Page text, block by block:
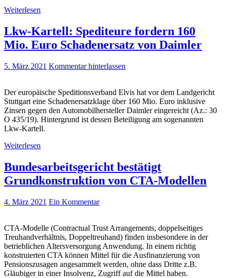
Weiterlesen
Lkw-Kartell: Spediteure fordern 160
Mio. Euro Schadenersatz von Daimler
5. März 2021 Kommentar hinterlassen
Der europäische Speditionsverband Elvis hat vor dem Landgericht
Stuttgart eine Schadenersatzklage über 160 Mio. Euro inklusive
Zinsen gegen den Automobilhersteller Daimler eingereicht (Az.: 30
O 435/19). Hintergrund ist dessen Beteiligung am sogenannten
Lkw-Kartell.
Weiterlesen
Bundesarbeitsgericht bestätigt
Grundkonstruktion von CTA-Modellen
4. März 2021 Ein Kommentar
CTA-Modelle (Contractual Trust Arrangements, doppelseitiges
Treuhandverhältnis, Doppeltreuhand) finden insbesondere in der
betrieblichen Altersversorgung Anwendung. In einem richtig
konstruierten CTA können Mittel für die Ausfinanzierung von
Pensionszusagen angesammelt werden, ohne dass Dritte z.B.
Gläubiger in einer Insolvenz, Zugriff auf die Mittel haben.